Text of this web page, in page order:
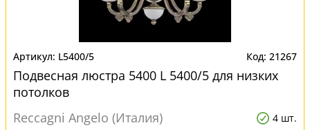
L5400/5 21267
Подвесная люстра 5400 L 5400/5 для низких
потолков
Reccagni Angelo (Италия)
4 шт.